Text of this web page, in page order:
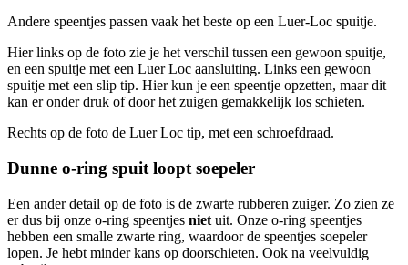
Andere speentjes passen vaak het beste op een Luer-Loc spuitje.
Hier links op de foto zie je het verschil tussen een gewoon spuitje,
en een spuitje met een Luer Loc aansluiting. Links een gewoon
spuitje met een slip tip. Hier kun je een speentje opzetten, maar dit
kan er onder druk of door het zuigen gemakkelijk los schieten.
Rechts op de foto de Luer Loc tip, met een schroefdraad.
Dunne o-ring spuit loopt soepeler
Een ander detail op de foto is de zwarte rubberen zuiger. Zo zien ze
er dus bij onze o-ring speentjes niet uit. Onze o-ring speentjes
hebben een smalle zwarte ring, waardoor de speentjes soepeler
lopen. Je hebt minder kans op doorschieten. Ook na veelvuldig